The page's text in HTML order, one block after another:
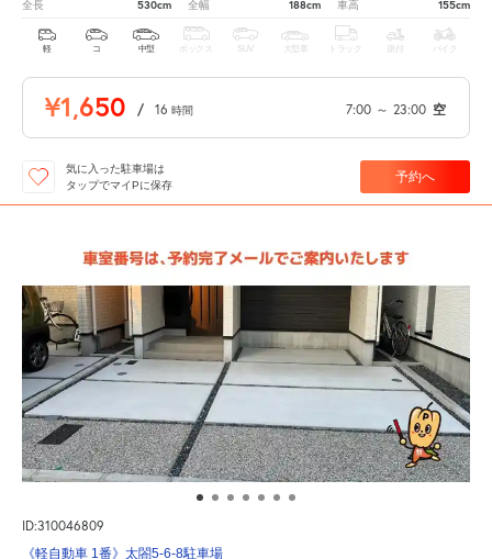
全長 530cm 全幅 188cm 車高 155cm
軽 コ 中型 ボックス SUV 大型車 トラック 原付 バイク
¥1,650 / 16 時間 7:00 ～ 23:00 空
気に入った駐車場は
タップでマイPに保存
予約へ
ID:310046809
《軽自動車 1番》太閤5-6-8駐車場